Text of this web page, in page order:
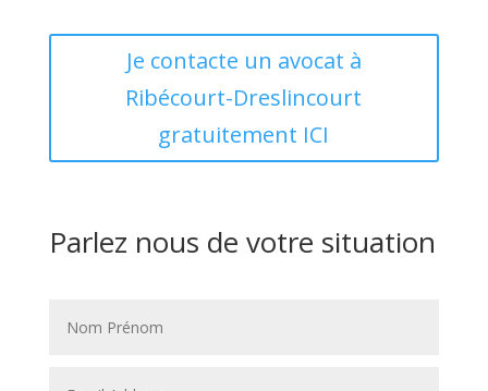
Je contacte un avocat à
Ribécourt-Dreslincourt
gratuitement ICI
Parlez nous de votre situation